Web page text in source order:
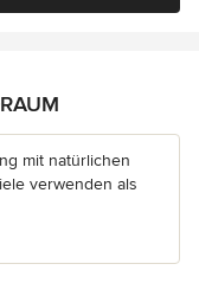
mit natürlichen
verwenden als